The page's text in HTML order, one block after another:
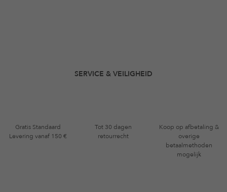
SERVICE & VEILIGHEID
Gratis Standaard
Levering vanaf 150 €
Tot 30 dagen
retourrecht
Koop op afbetaling &
overige
betaalmethoden
mogelijk